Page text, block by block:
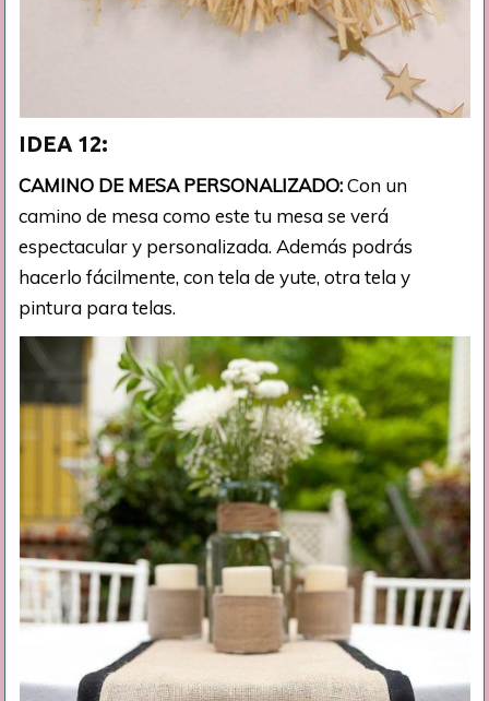
IDEA 12:
CAMINO DE MESA PERSONALIZADO:Con un
camino de mesa como este tu mesa se verá
espectacular y personalizada. Además podrás
hacerlo fácilmente, con tela de yute, otra tela y
pintura para telas.